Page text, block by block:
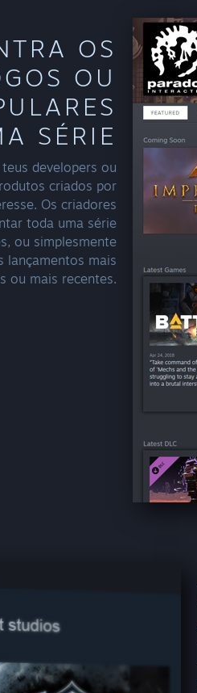
OS
OU
SÉRIE
developers ou
criados por
Os criadores
toda uma série
ou simplesmente
lançamentos mais
ou mais recentes.